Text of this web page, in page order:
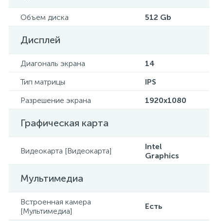
Объем диска 512 Gb
Дисплей
Диагональ экрана
14
Тип матрицы
IPS
Разрешение экрана
1920x1080
Графическая карта
Видеокарта [Видеокарта]
Intel
Graphics
Мультимедиа
Встроенная камера
[Мультимедиа]
Есть